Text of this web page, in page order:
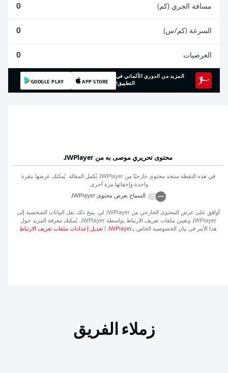
مسافة الجري (كم) 0
السرعة (كم/س) 0
العرضيات 0
المزيد من الدوري الألماني في
التطبيق!
APP STORE
GOOGLE PLAY
محتوى تحريري موصى به من JWPlayer
في هذه النقطة ستجد محتوى خارجيًا منJWPlayer يُكمل المقالة. يُمكنك عرضها بنقرة
واحدة وإخفائها مرة أخرى.
السماح بعرض محتوىJWPlayer
أوافق على عرض المحتوى الخارجي منJWPlayer لي. يتيح ذلك نقل البيانات الشخصية إلى
JWPlayer وتعيين ملفات تعريف الارتباط بواسطةJWPlayer. يُمكنك معرفة المزيد حول
هذا الأمر في بيان الخصوصية الخاص بـJWPlayer تعديل إعدادات ملفات تعريف الارتباط
زملاء الفريق